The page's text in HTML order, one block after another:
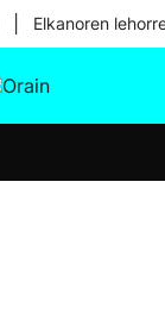
Elkanoren